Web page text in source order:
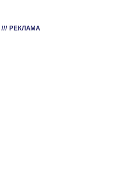
/// РЕКЛАМА